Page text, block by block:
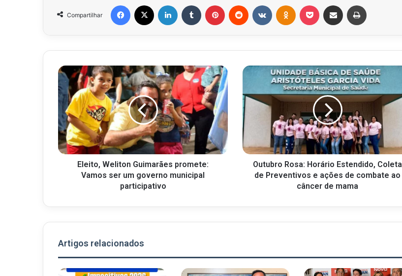
Compartilhar
Facebook Linkedin Tumblr Pinterest Reddit Pocket Compartilhar via e-mail
Eleito, Weliton Guimarães promete:
Vamos ser um governo municipal
participativo
Outubro Rosa: Horário Estendido, Coleta
de Preventivos e ações de combate ao
câncer de mama
Artigos relacionados